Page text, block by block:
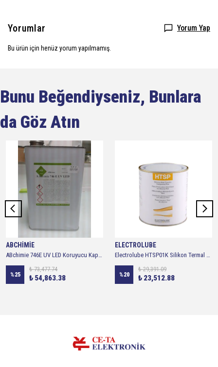
Yorumlar Yorum Yap
Bu ürün için henüz yorum yapılmamış.
Bunu Beğendiyseniz, Bunlara
da Göz Atın
ABCHİMİE
ABchimie 746E UV LED Koruyucu Kaplama - 5 litre
%25
₺ 73,477.74
₺ 54,863.38
ELECTROLUBE
Electrolube HTSP01K Silikon Termal Macun - 1 KG
%20
₺ 29,391.09
₺ 23,512.88